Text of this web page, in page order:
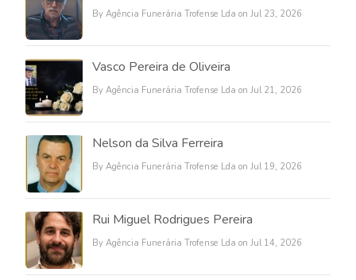
By Agência Funerária Trofense Lda on Jul 23, 2026
Vasco Pereira de Oliveira
By Agência Funerária Trofense Lda on Jul 21, 2026
Nelson da Silva Ferreira
By Agência Funerária Trofense Lda on Jul 19, 2026
Rui Miguel Rodrigues Pereira
By Agência Funerária Trofense Lda on Jul 14, 2026